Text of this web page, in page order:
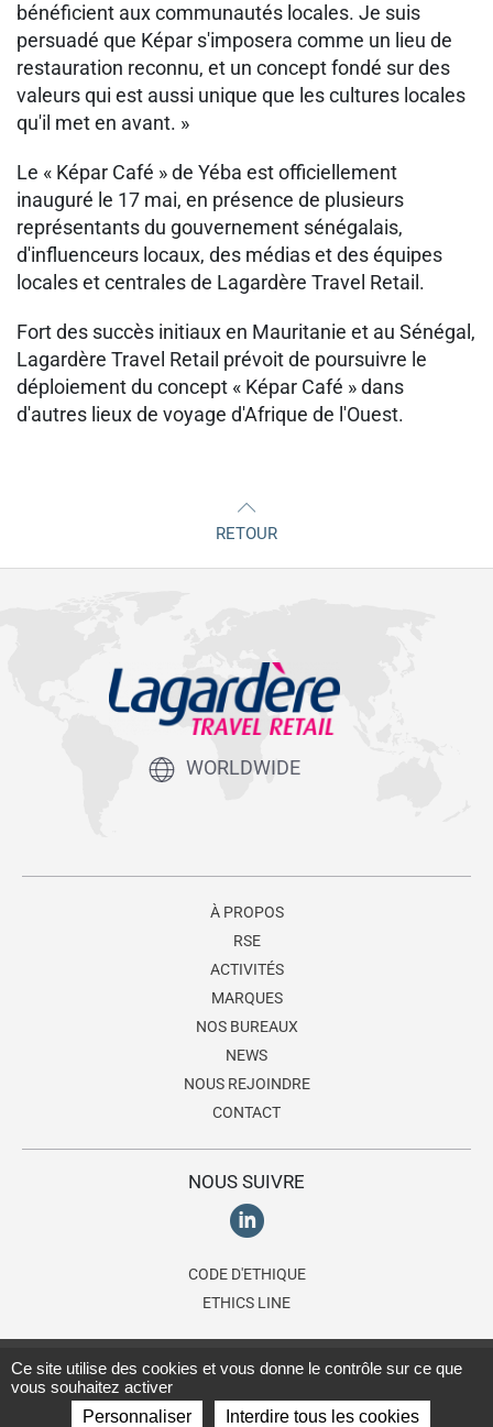
bénéficient aux communautés locales. Je suis
persuadé que Képar s'imposera comme un lieu de
restauration reconnu, et un concept fondé sur des
valeurs qui est aussi unique que les cultures locales
qu'il met en avant. »
Le « Képar Café » de Yéba est officiellement
inauguré le 17 mai, en présence de plusieurs
représentants du gouvernement sénégalais,
d'influenceurs locaux, des médias et des équipes
locales et centrales de Lagardère Travel Retail.
Fort des succès initiaux en Mauritanie et au Sénégal,
Lagardère Travel Retail prévoit de poursuivre le
déploiement du concept « Képar Café » dans
d'autres lieux de voyage d'Afrique de l'Ouest.
RETOUR
WORLDWIDE
À PROPOS
RSE
ACTIVITÉS
MARQUES
NOS BUREAUX
NEWS
NOUS REJOINDRE
CONTACT
NOUS SUIVRE
CODE D'ETHIQUE
ETHICS LINE
© 2026 Lagardère Travel Retail, une division dugroupe Lagardère
Tous droits réservés.
confidentialité-Cookies
Ce site utilise des cookies et vous donne le contrôle sur ce que
vous souhaitez activer
Personnaliser
Interdire tous les cookies